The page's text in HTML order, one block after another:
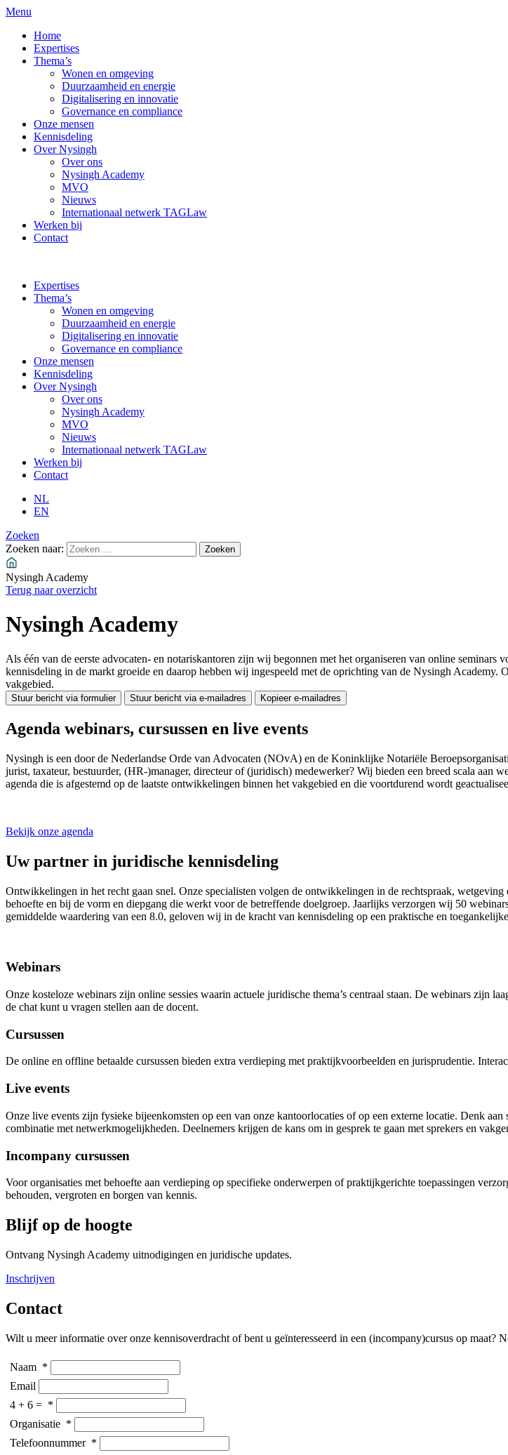
Menu
Home
Expertises
Thema’s
Wonen en omgeving
Duurzaamheid en energie
Digitalisering en innovatie
Governance en compliance
Onze mensen
Kennisdeling
Over Nysingh
Over ons
Nysingh Academy
MVO
Nieuws
Internationaal netwerk TAGLaw
Werken bij
Contact
Expertises
Thema’s
Wonen en omgeving
Duurzaamheid en energie
Digitalisering en innovatie
Governance en compliance
Onze mensen
Kennisdeling
Over Nysingh
Over ons
Nysingh Academy
MVO
Nieuws
Internationaal netwerk TAGLaw
Werken bij
Contact
NL
EN
Zoeken
Zoeken naar:
Nysingh Academy
Terug naar overzicht
Nysingh Academy
Als één van de eerste advocaten- en notariskantoren zijn wij begonnen met het organiseren van online seminars
kennisdeling in de markt groeide en daarop hebben wij ingespeeld met de oprichting van de Nysingh
vakgebied.
Stuur bericht via formulier Stuur bericht via e-mailadres Kopieer e-mailadres
Agenda webinars, cursussen en live events
Nysingh is een door de Nederlandse Orde van Advocaten (NOvA) en de Koninklijke Notariële
jurist, taxateur, bestuurder, (HR-)manager, directeur of (juridisch) medewerker? Wij bieden een breed scala aan
agenda die is afgestemd op de laatste ontwikkelingen binnen het vakgebied en die voortdurend wordt
Bekijk onze agenda
Uw partner in juridische kennisdeling
Ontwikkelingen in het recht gaan snel. Onze specialisten volgen de ontwikkelingen in de rechtspraak,
behoefte en bij de vorm en diepgang die werkt voor de betreffende doelgroep. Jaarlijks verzorgen wij 50
gemiddelde waardering van een 8.0, geloven wij in de kracht van kennisdeling op een praktische en
Webinars
Onze kosteloze webinars zijn online sessies waarin actuele juridische thema’s centraal staan. De webinars zijn
de chat kunt u vragen stellen aan de docent.
Cursussen
De online en offline betaalde cursussen bieden extra verdieping met praktijkvoorbeelden en jurisprudentie.
Live events
Onze live events zijn fysieke bijeenkomsten op een van onze kantoorlocaties of op een externe locatie. Denk
combinatie met netwerkmogelijkheden. Deelnemers krijgen de kans om in gesprek te gaan met sprekers en
Incompany cursussen
Voor organisaties met behoefte aan verdieping op specifieke onderwerpen of praktijkgerichte toepassingen
behouden, vergroten en borgen van kennis.
Blijf op de hoogte
Ontvang Nysingh Academy uitnodigingen en juridische updates.
Inschrijven
Contact
Wilt u meer informatie over onze kennisoverdracht of bent u geïnteresseerd in een (incompany)cursus op maat?
Naam *
Email
4 + 6 = *
Organisatie *
Telefoonnummer *